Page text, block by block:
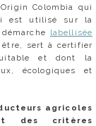
Colombia qui
est utilisé sur la
labellisée
être, sert à certifier
et dont la
écologiques et
agricoles
des critères